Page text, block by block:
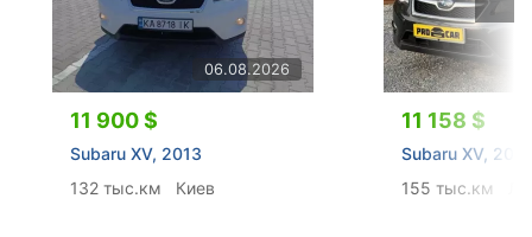
06.08.2026
11 900 $
Subaru XV, 2013
132 тыс.км
Киев
11 158 $
Subaru XV, 2013
155 тыс.км